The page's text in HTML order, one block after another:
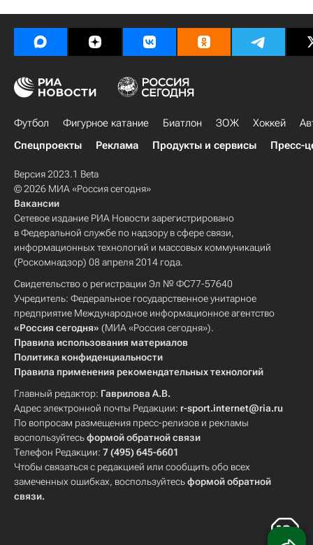
Футбол Фигурное катание Биатлон ЗОЖ Хоккей
Спецпроекты
Реклама Продукты и сервисы Пресс-
Версия 2023.1 Beta
© 2026 МИА «Россия сегодня»
Вакансии
Сетевое издание РИА Новости зарегистрировано
в Федеральной службе по надзору в сфере связи,
информационных технологий и массовых коммуникаций
(Роскомнадзор) 08 апреля 2014 года.
Свидетельство о регистрации Эл № ФС77-57640
Учредитель: Федеральное государственное унитарное
предприятие Международное информационное агентство
«Россия сегодня» (МИА «Россия сегодня»).
Правила использования материалов
Политика конфиденциальности
Правила применения рекомендательных технологий
Главный редактор: Гаврилова А.В.
Адрес электронной почты Редакции: r-sport.internet@ria.ru
По вопросам размещения пресс-релизов и рекламы
воспользуйтесьформой обратной связи
Телефон Редакции: 7 (495) 645-6601
Чтобы связаться с редакцией или сообщить обо всех
замеченных ошибках, воспользуйтесьформой обратной
связи.